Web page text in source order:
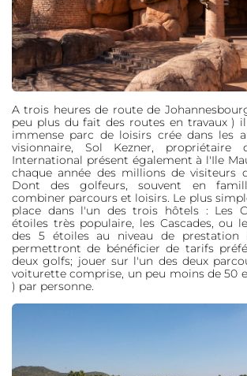
A trois heures de route de
peu plus du fait des routes en travaux )
immense parc de loisirs crée dans les
visionnaire, Sol Kezner, propriétaire
International présent également à l'Ile
chaque année des millions de visiteurs
Dont des golfeurs, souvent en
combiner parcours et loisirs. Le plus
place dans l'un des trois hôtels : Les
étoiles très populaire, les Cascades, ou
des 5 étoiles au niveau de prestation
permettront de bénéficier de tarifs
deux golfs; jouer sur l'un des deux
voiturette comprise, un peu moins de 50
) par personne.